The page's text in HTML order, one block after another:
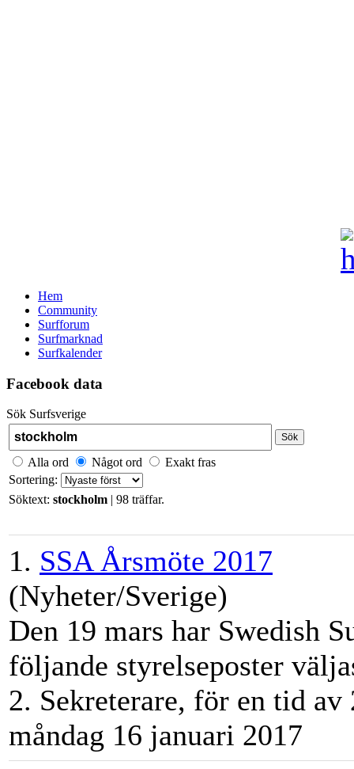
Hem
Community
Surfforum
Surfmarknad
Surfkalender
Facebook data
Sök Surfsverige
Sök
Alla ord Något ord
Exakt fras
Sortering:
Söktext: stockholm | 98 träffar.
1. SSA Årsmöte 2017
(Nyheter/Sverige)
Den 19 mars har Swedish
följande styrelseposter
2. Sekreterare, för en tid av
måndag 16 januari 2017